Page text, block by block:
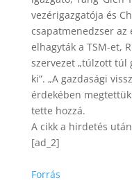
vezérigazgatója és
csapatmenedzser
elhagyták a TSM-et,
szervezet „túlzott túl
ki”. „A gazdasági
érdekében megtettük
tette hozzá.
A cikk a hirdetés
[ad_2]
Forrás